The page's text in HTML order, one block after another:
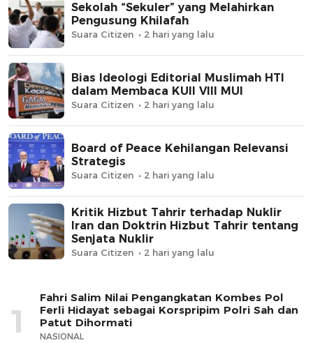
Sekolah “Sekuler” yang Melahirkan
Pengusung Khilafah
Suara Citizen 2 hari yang lalu
Bias Ideologi Editorial Muslimah HTI
dalam Membaca KUII VIII MUI
Suara Citizen 2 hari yang lalu
Board of Peace Kehilangan Relevansi
Strategis
Suara Citizen 2 hari yang lalu
Kritik Hizbut Tahrir terhadap Nuklir
Iran dan Doktrin Hizbut Tahrir tentang
Senjata Nuklir
Suara Citizen 2 hari yang lalu
1
Fahri Salim Nilai Pengangkatan Kombes Pol
Ferli Hidayat sebagai Korspripim Polri Sah dan
Patut Dihormati
NASIONAL